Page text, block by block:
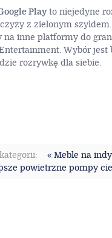
Playto niejedyne
z zielonym
inne platformy do
Wybór jest
rozrywkę dla siebie.
« Meble na
powietrzne pompy